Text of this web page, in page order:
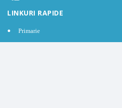
LINKURI RAPIDE
Primarie